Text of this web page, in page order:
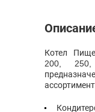
Котел
200,